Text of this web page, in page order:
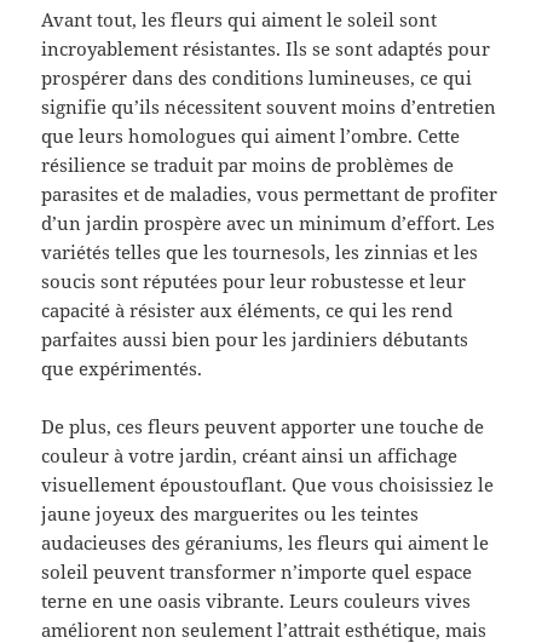
Avant tout, les fleurs qui aiment le soleil sont
incroyablement résistantes. Ils se sont adaptés pour
prospérer dans des conditions lumineuses, ce qui
signifie qu’ils nécessitent souvent moins d’entretien
que leurs homologues qui aiment l’ombre. Cette
résilience se traduit par moins de problèmes de
parasites et de maladies, vous permettant de profiter
d’un jardin prospère avec un minimum d’effort. Les
variétés telles que les tournesols, les zinnias et les
soucis sont réputées pour leur robustesse et leur
capacité à résister aux éléments, ce qui les rend
parfaites aussi bien pour les jardiniers débutants
que expérimentés.
De plus, ces fleurs peuvent apporter une touche de
couleur à votre jardin, créant ainsi un affichage
visuellement époustouflant. Que vous choisissiez le
jaune joyeux des marguerites ou les teintes
audacieuses des géraniums, les fleurs qui aiment le
soleil peuvent transformer n’importe quel espace
terne en une oasis vibrante. Leurs couleurs vives
améliorent non seulement l’attrait esthétique, mais